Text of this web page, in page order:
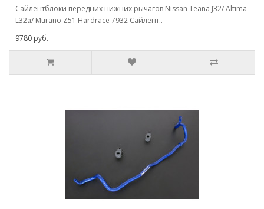
Сайлентблоки передних нижних рычагов Nissan Teana J32/ Altima
L32a/ Murano Z51 Hardrace 7932 Сайлент..
9780 руб.